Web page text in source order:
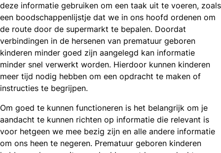
deze informatie gebruiken om een taak uit te voeren, zoals
een boodschappenlijstje dat we in ons hoofd ordenen om
de route door de supermarkt te bepalen. Doordat
verbindingen in de hersenen van prematuur geboren
kinderen minder goed zijn aangelegd kan informatie
minder snel verwerkt worden. Hierdoor kunnen kinderen
meer tijd nodig hebben om een opdracht te maken of
instructies te begrijpen.
Om goed te kunnen functioneren is het belangrijk om je
aandacht te kunnen richten op informatie die relevant is
voor hetgeen we mee bezig zijn en alle andere informatie
om ons heen te negeren. Prematuur geboren kinderen